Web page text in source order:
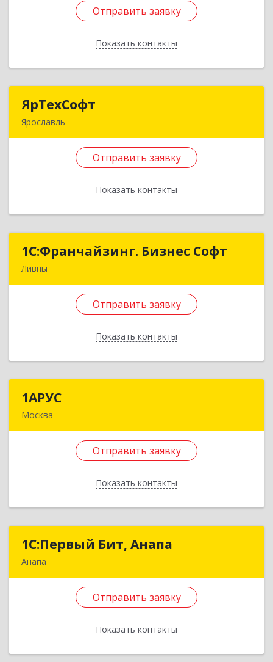
Отправить заявку
Показать контакты
ЯрТехСофт
Ярославль
Отправить заявку
Показать контакты
ул, дом № 13
1C:Франчайзинг. Бизнес Софт
Ливны
Отправить заявку
Показать контакты
1C:Франчайзинг. Бизнес Софт
дом № 2, кв.124
1АРУС
Москва
Отправить заявку
Показать контакты
1С:Первый Бит, Анапа
Анапа
Отправить заявку
Показать контакты
1С:Первый Бит, Анапа
Анапа г, Гребенская ул, дом № 92, пом.107